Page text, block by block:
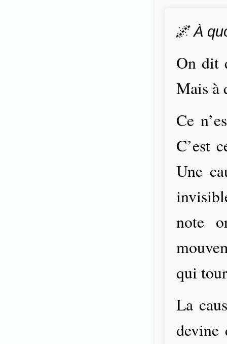
🌌 À
On dit
Mais à
Ce
C’est
Une
note
qui
La
devine